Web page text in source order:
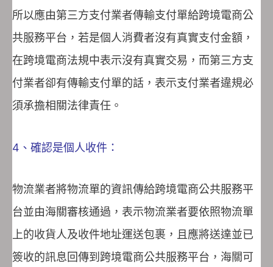
所以應由第三方支付業者傳輸支付單給跨境電商公
共服務平台，若是個人消費者沒有真實支付金額，
在跨境電商法規中表示沒有真實交易，而第三方支
付業者卻有傳輸支付單的話，表示支付業者違規必
須承擔相關法律責任。
4、確認是個人收件：
物流業者將物流單的資訊傳給跨境電商公共服務平
台並由海關審核通過，表示物流業者要依照物流單
上的收貨人及收件地址運送包裹，且應將送達並已
簽收的訊息回傳到跨境電商公共服務平台，海關可